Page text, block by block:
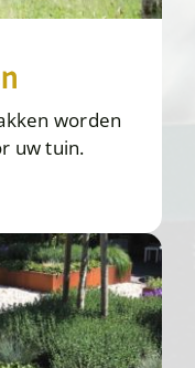
worden
uw tuin.